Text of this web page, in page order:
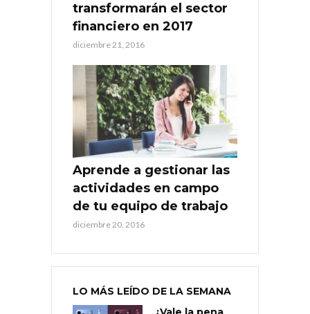
transformarán el sector
financiero en 2017
diciembre 21, 2016
Aprende a gestionar las
actividades en campo
de tu equipo de trabajo
diciembre 20, 2016
LO MÁS LEÍDO DE LA SEMANA